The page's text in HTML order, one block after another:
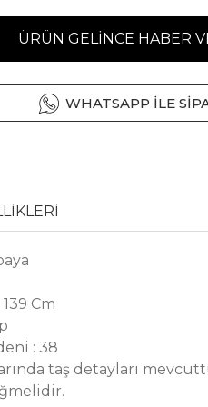
ÜRÜN GELİNCE HABER
WHATSAPP İLE
Cm
: 38
taş detayları